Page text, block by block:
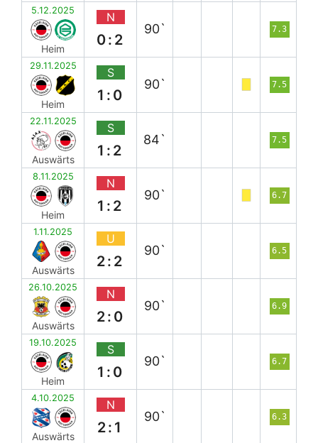
5.12.2025
Heim
N
0:2
90` 7.3
29.11.2025
Heim
S
1:0
90` 7.5
22.11.2025
Auswärts
S
1:2
84` 7.5
8.11.2025
Heim
N
1:2
90` 6.7
1.11.2025
Auswärts
U
2:2
90` 6.5
26.10.2025
Auswärts
N
2:0
90` 6.9
19.10.2025
Heim
S
1:0
90` 6.7
4.10.2025
Auswärts
N
2:1
90` 6.3